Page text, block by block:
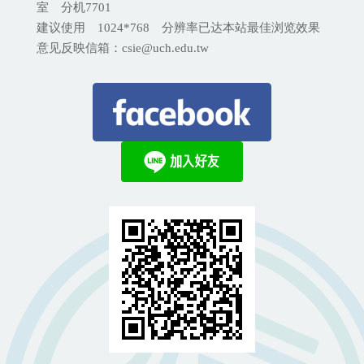
室 分机7701
建议使用 1024*768 分辨率已达本站最佳浏览效果
意见反映信箱：csie@uch.edu.tw